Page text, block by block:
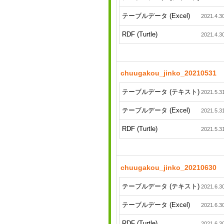
テーブルデータ (Excel)
RDF (Turtle)
chuugakou_jinko_20210531
テーブルデータ (テキスト)
テーブルデータ (Excel)
RDF (Turtle)
chuugakou_jinko_20210630
テーブルデータ (テキスト)
テーブルデータ (Excel)